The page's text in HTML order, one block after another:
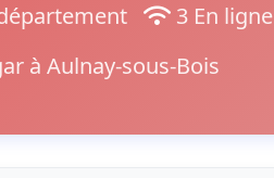
3 En ligne
à Aulnay-sous-Bois